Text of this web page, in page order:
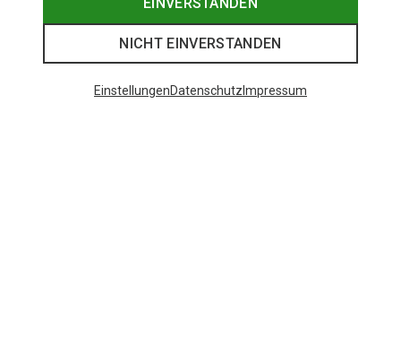
NICHT EINVERSTANDEN
EinstellungenDatenschutz Impressum